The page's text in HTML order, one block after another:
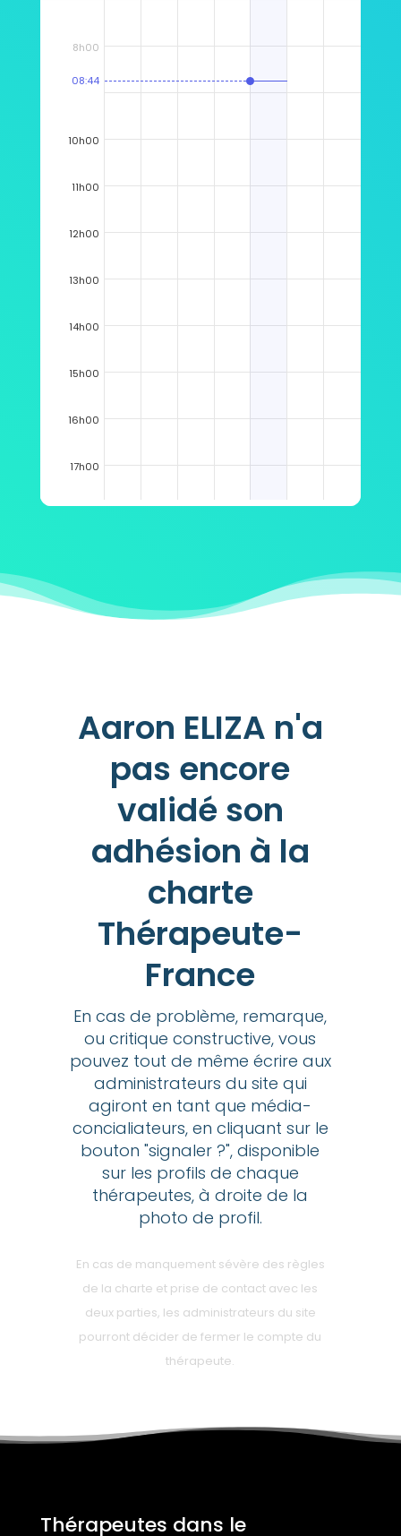
8h00
10h00
11h00
12h00
13h00
14h00
15h00
16h00
17h00
08:44
Aaron ELIZA n'a
pas encore
validé son
adhésion à la
charte
Thérapeute-
France
En cas de problème, remarque,
ou critique constructive, vous
pouvez tout de même écrire aux
administrateurs du site qui
agiront en tant que média-
concialiateurs, en cliquant sur le
bouton "signaler ?", disponible
sur les profils de chaque
thérapeutes, à droite de la
photo de profil.
En cas de manquement sévère des règles
de la charte et prise de contact avec les
deux parties, les administrateurs du site
pourront décider de fermer le compte du
thérapeute.
Thérapeutes dans le